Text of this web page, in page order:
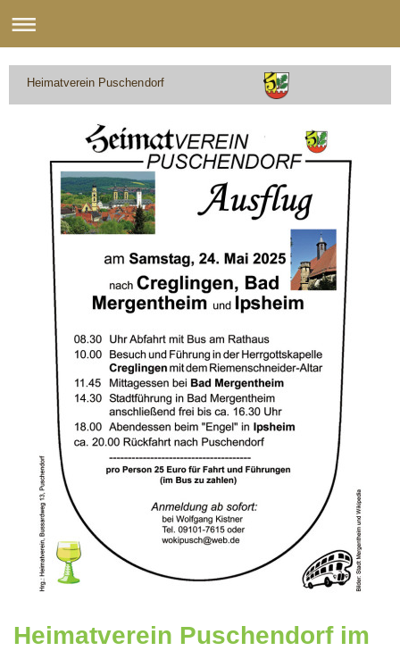
Heimatverein Puschendorf
Heimatverein Puschendorf im